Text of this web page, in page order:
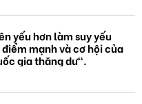
yếu hơn làm suy yếu
mạnh và cơ hội của
gia thặng dư".